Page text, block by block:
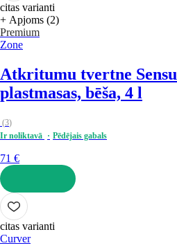
citas varianti
+ Apjoms (2)
Premium
Zone
Atkritumu tvertne Sensu
plastmasas, bēša, 4 l
(3)
Ir noliktavā
Pēdējais gabals
71 €
LIKT GROZĀ
citas varianti
Curver